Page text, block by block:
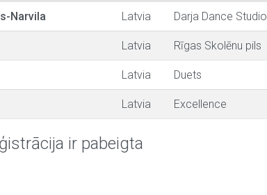
Narvila Latvia Darja Dance Studio
Latvia Rīgas Skolēnu pils
Latvia Duets
Latvia Excellence
ir pabeigta